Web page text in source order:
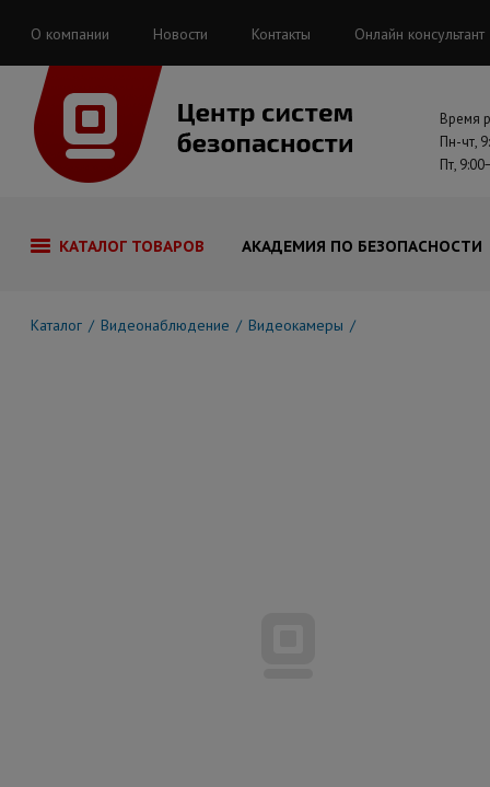
О компании Новости Контакты Онлайн консультант
Время
Пн-чт,
Пт,
КАТАЛОГ ТОВАРОВ АКАДЕМИЯ ПО БЕЗОПАСНОСТИ
Каталог Видеонаблюдение Видеокамеры